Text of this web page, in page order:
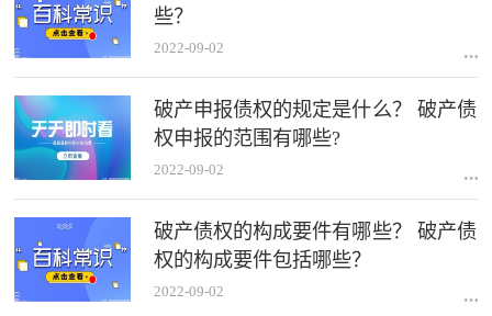
些？
2022-09-02
破产申报债权的规定是什么？ 破产债
权申报的范围有哪些?
2022-09-02
破产债权的构成要件有哪些？ 破产债
权的构成要件包括哪些？
2022-09-02